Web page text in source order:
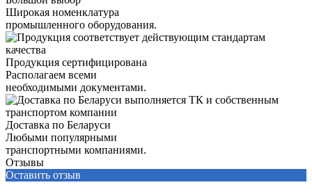
Широкая номенклатура
промышленного оборудования.
Продукция сертифицирована
Располагаем всеми
необходимыми документами.
Доставка по Беларуси
Любыми популярными
транспортными компаниями.
Отзывы
Оставить отзыв